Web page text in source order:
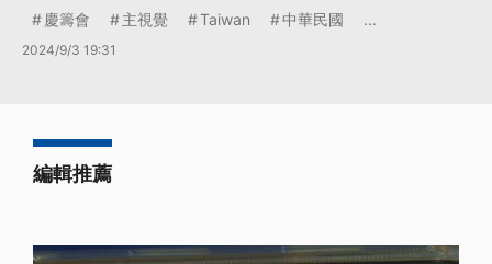
慶籌會 主視覺 Taiwan 中華民國 ...
2024/9/3 19:31
編輯推薦